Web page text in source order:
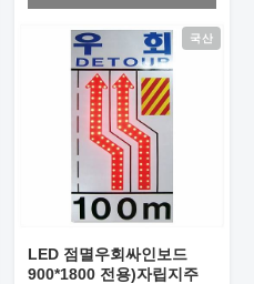
국산
LED 점멸우회싸인보드
900*1800 전용)자립지주